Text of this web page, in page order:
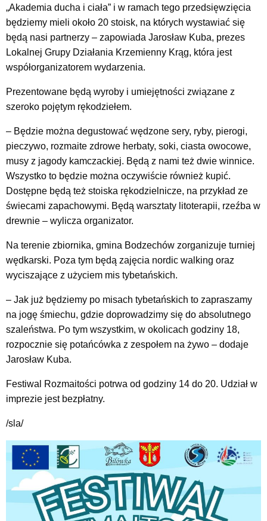
„Akademia ducha i ciała” i w ramach tego przedsięwzięcia
będziemy mieli około 20 stoisk, na których wystawiać się
będą nasi partnerzy – zapowiada Jarosław Kuba, prezes
Lokalnej Grupy Działania Krzemienny Krąg, która jest
współorganizatorem wydarzenia.
Prezentowane będą wyroby i umiejętności związane z
szeroko pojętym rękodziełem.
– Będzie można degustować wędzone sery, ryby, pierogi,
pieczywo, rozmaite zdrowe herbaty, soki, ciasta owocowe,
musy z jagody kamczackiej. Będą z nami też dwie winnice.
Wszystko to będzie można oczywiście również kupić.
Dostępne będą też stoiska rękodzielnicze, na przykład ze
świecami zapachowymi. Będą warsztaty litoterapii, rzeźba w
drewnie – wylicza organizator.
Na terenie zbiornika, gmina Bodzechów zorganizuje turniej
wędkarski. Poza tym będą zajęcia nordic walking oraz
wyciszające z użyciem mis tybetańskich.
– Jak już będziemy po misach tybetańskich to zapraszamy
na jogę śmiechu, gdzie doprowadzimy się do absolutnego
szaleństwa. Po tym wszystkim, w okolicach godziny 18,
rozpocznie się potańcówka z zespołem na żywo – dodaje
Jarosław Kuba.
Festiwal Rozmaitości potrwa od godziny 14 do 20. Udział w
imprezie jest bezpłatny.
/sla/